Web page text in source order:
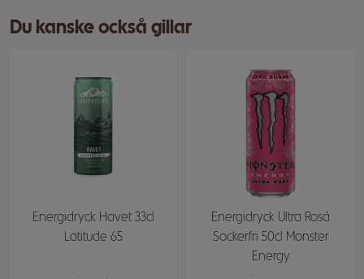
Du kanske också gillar
Energidryck Havet 33cl
Latitude 65
Energidryck Ultra Rosá
Sockerfri 50cl Monster
Energy